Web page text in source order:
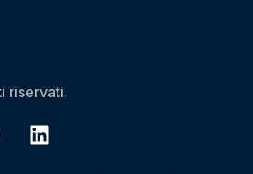
riservati.